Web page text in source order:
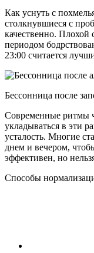
Как уснуть с
столкнувшиеся с
качественно. Плохой
периодом
23:00 считается
Бессонница после
Современные ритмы
укладываться в эти
усталость. Многие
днем и вечером,
эффективен, но
Способы